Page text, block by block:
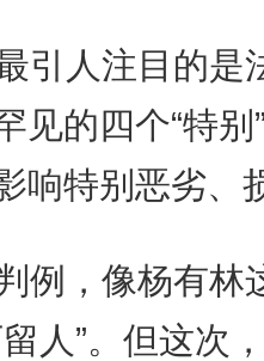
引人注目的是
见的四个“特
响特别恶劣、
例，像杨有林
人”。但这次